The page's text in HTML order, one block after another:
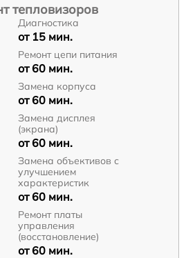
тепловизоров
Диагностика
от 15 мин.
Ремонт цепи питания
от 60 мин.
Замена корпуса
от 60 мин.
Замена дисплея
(экрана)
от 60 мин.
Замена объективов с
улучшением
характеристик
от 60 мин.
Ремонт платы
управления
(восстановление)
от 60 мин.